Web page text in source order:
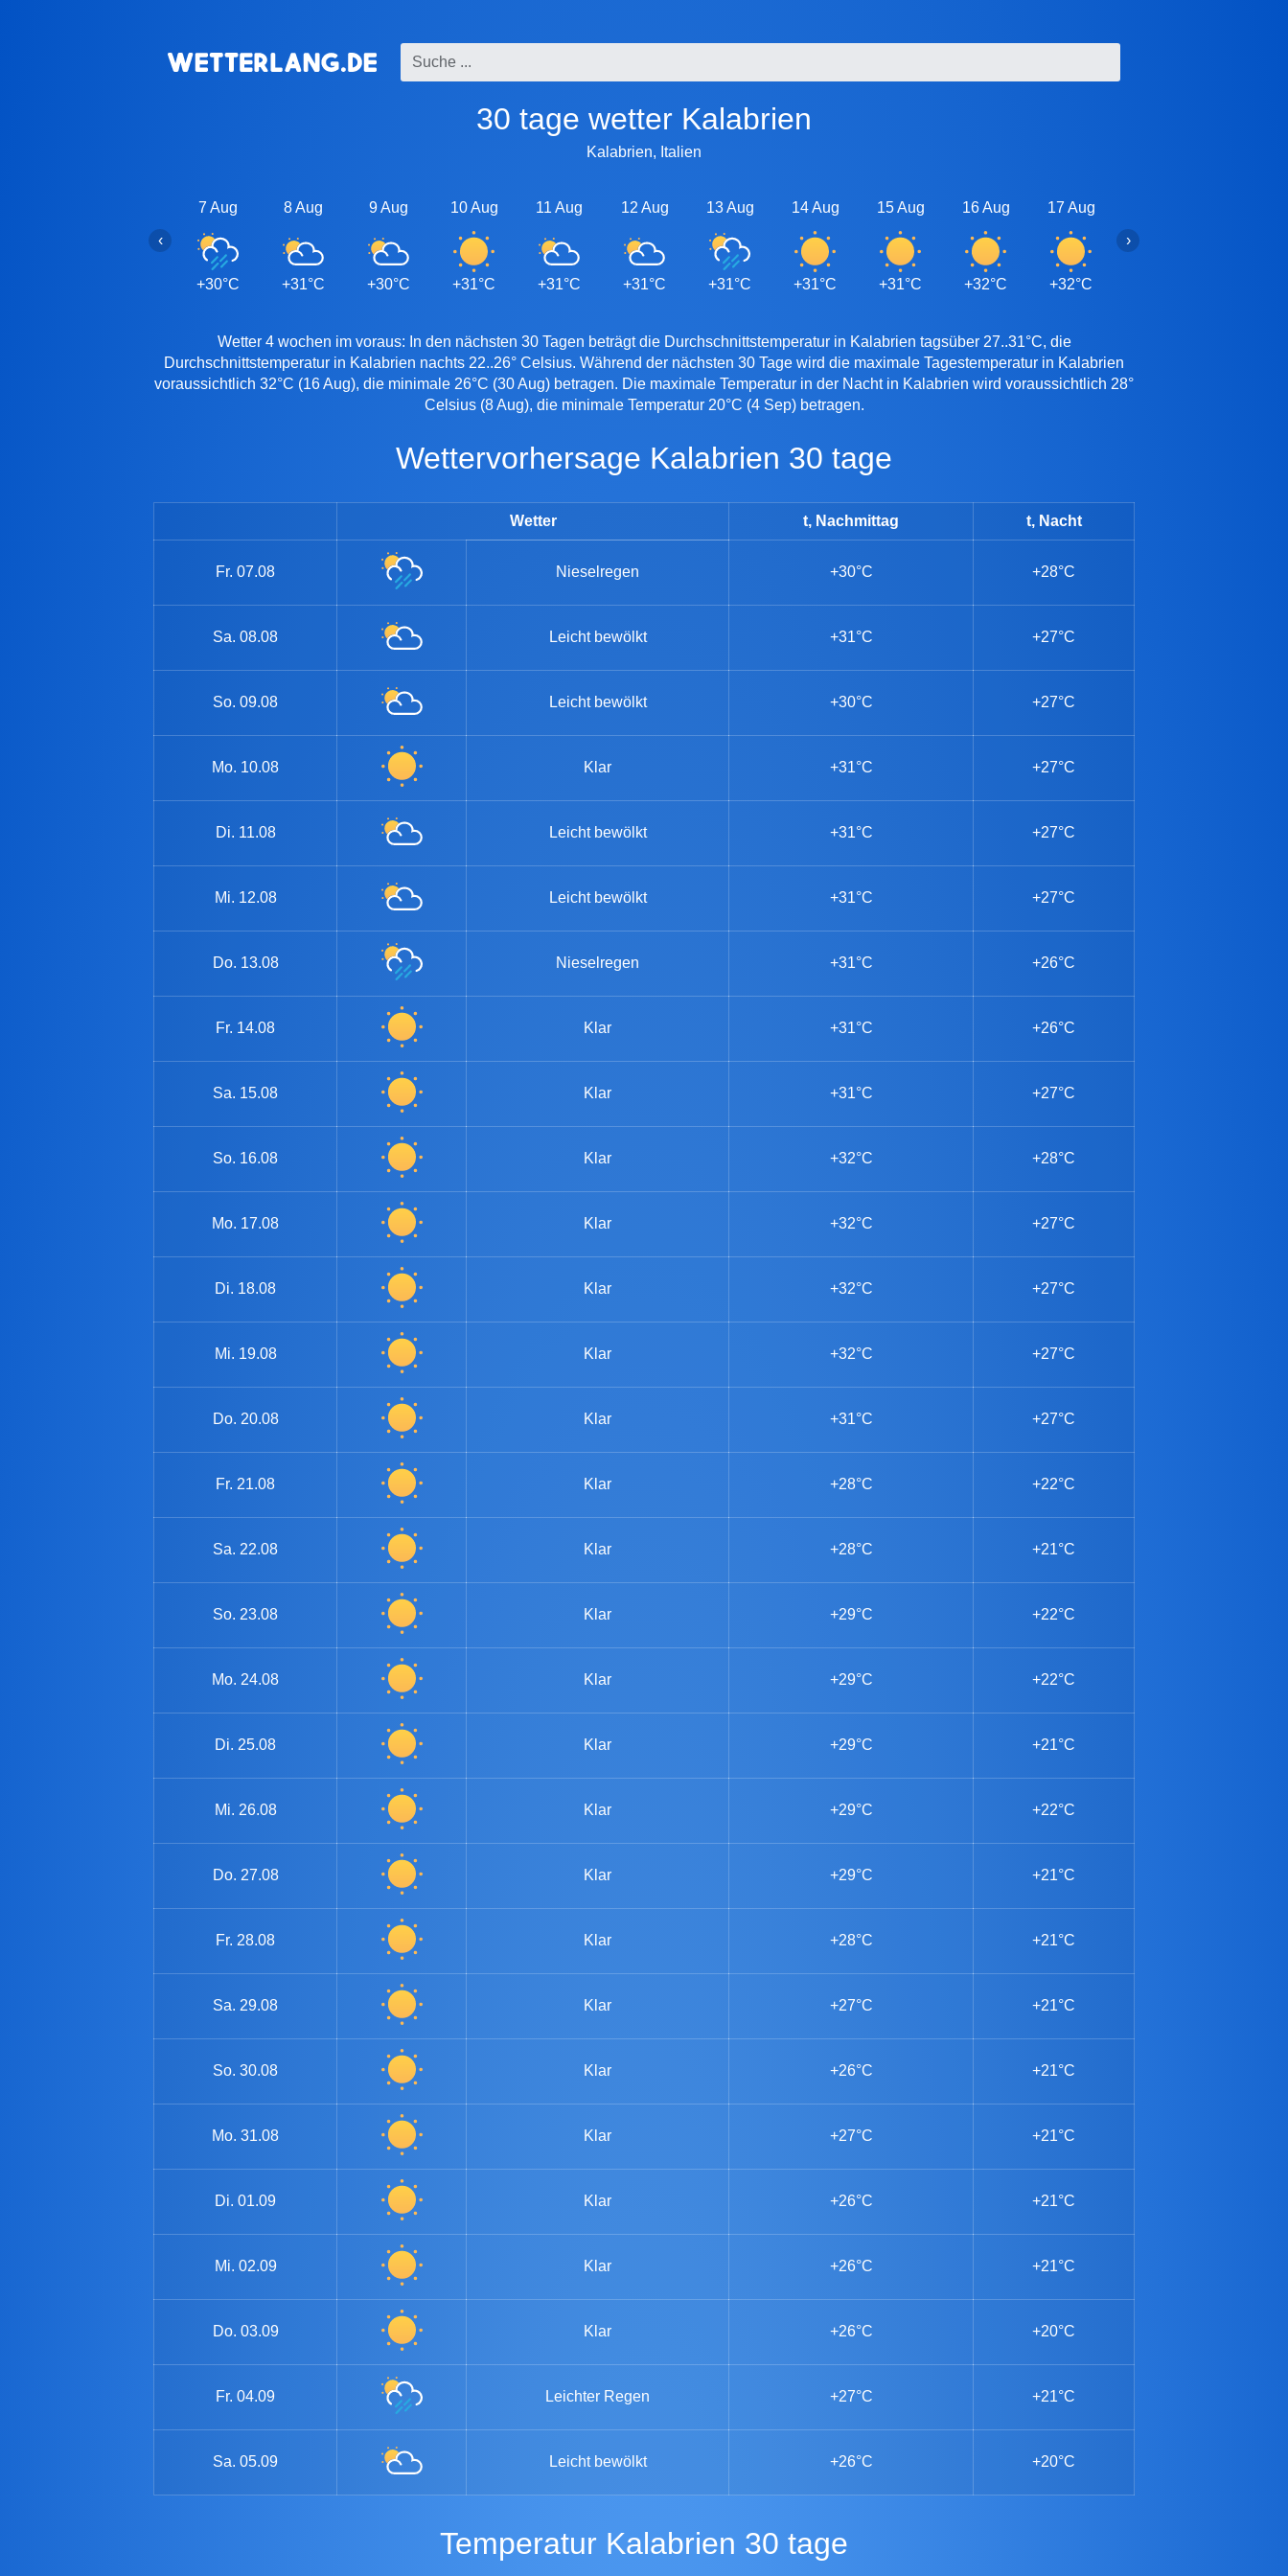
30 tage wetter Kalabrien
Kalabrien, Italien
7 Aug
+30°C
8 Aug
+31°C
9 Aug
+30°C
10 Aug
+31°C
11 Aug
+31°C
12 Aug
+31°C
13 Aug
+31°C
14 Aug
+31°C
15 Aug
+31°C
16 Aug
+32°C
17 Aug
+32°C
‹ ›
Wetter 4 wochen im voraus: In den nächsten 30 Tagen beträgt die Durchschnittstemperatur in Kalabrien tagsüber 27..31°C, die
Durchschnittstemperatur in Kalabrien nachts 22..26° Celsius. Während der nächsten 30 Tage wird die maximale Tagestemperatur in Kalabrien
voraussichtlich 32°C (16 Aug), die minimale 26°C (30 Aug) betragen. Die maximale Temperatur in der Nacht in Kalabrien wird voraussichtlich 28°
Celsius (8 Aug), die minimale Temperatur 20°C (4 Sep) betragen.
Wettervorhersage Kalabrien 30 tage
Wetter t, Nachmittag t, Nacht
Fr. 07.08 Nieselregen +30°C +28°C
Sa. 08.08 Leicht bewölkt +31°C +27°C
So. 09.08 Leicht bewölkt +30°C +27°C
Mo. 10.08 Klar +31°C +27°C
Di. 11.08 Leicht bewölkt +31°C +27°C
Mi. 12.08 Leicht bewölkt +31°C +27°C
Do. 13.08 Nieselregen +31°C +26°C
Fr. 14.08 Klar +31°C +26°C
Sa. 15.08 Klar +31°C +27°C
So. 16.08 Klar +32°C +28°C
Mo. 17.08 Klar +32°C +27°C
Di. 18.08 Klar +32°C +27°C
Mi. 19.08 Klar +32°C +27°C
Do. 20.08 Klar +31°C +27°C
Fr. 21.08 Klar +28°C +22°C
Sa. 22.08 Klar +28°C +21°C
So. 23.08 Klar +29°C +22°C
Mo. 24.08 Klar +29°C +22°C
Di. 25.08 Klar +29°C +21°C
Mi. 26.08 Klar +29°C +22°C
Do. 27.08 Klar +29°C +21°C
Fr. 28.08 Klar +28°C +21°C
Sa. 29.08 Klar +27°C +21°C
So. 30.08 Klar +26°C +21°C
Mo. 31.08 Klar +27°C +21°C
Di. 01.09 Klar +26°C +21°C
Mi. 02.09 Klar +26°C +21°C
Do. 03.09 Klar +26°C +20°C
Fr. 04.09 Leichter Regen +27°C +21°C
Sa. 05.09 Leicht bewölkt +26°C +20°C
Temperatur Kalabrien 30 tage